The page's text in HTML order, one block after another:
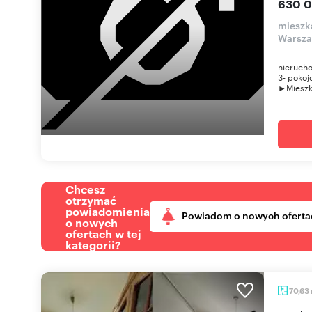
630
3-
Chcesz
otrzymać
powiadomienia
o nowych
ofertach w tej
kategorii?
Powiadom o nowych
70,63